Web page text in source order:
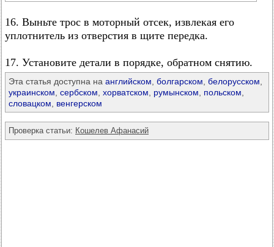
16. Выньте трос в моторный отсек, извлекая его
уплотнитель из отверстия в щите передка.
17. Установите детали в порядке, обратном снятию.
Эта статья доступна на английском болгарском белорусском
украинском сербском хорватском румынском польском
словацком
венгерском
Проверка статьи: Кошелев Афанасий